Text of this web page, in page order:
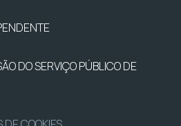
DO SERVIÇO PÚBLICO DE